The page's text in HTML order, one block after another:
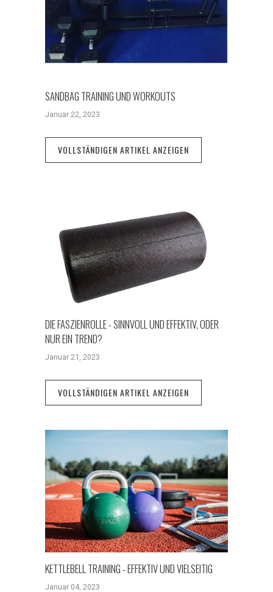
SANDBAG TRAINING UND WORKOUTS
Januar 22, 2023
VOLLSTÄNDIGEN ARTIKEL ANZEIGEN
DIE FASZIENROLLE - SINNVOLL UND EFFEKTIV, ODER
NUR EIN TREND?
Januar 21, 2023
VOLLSTÄNDIGEN ARTIKEL ANZEIGEN
KETTLEBELL TRAINING - EFFEKTIV UND VIELSEITIG
Januar 04, 2023